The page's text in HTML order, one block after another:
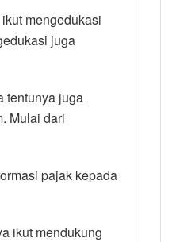
mengedukasi
juga
tentunya juga
Mulai dari
pajak kepada
ikut mendukung